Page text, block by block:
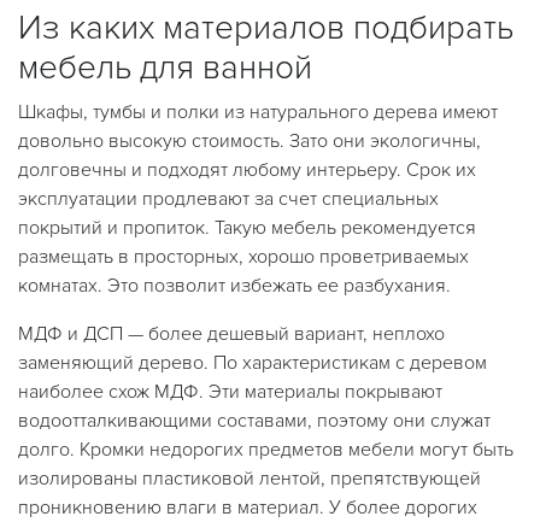
Из каких материалов подбирать
мебель для ванной
Шкафы, тумбы и полки из натурального дерева имеют
довольно высокую стоимость. Зато они экологичны,
долговечны и подходят любому интерьеру. Срок их
эксплуатации продлевают за счет специальных
покрытий и пропиток. Такую мебель рекомендуется
размещать в просторных, хорошо проветриваемых
комнатах. Это позволит избежать ее разбухания.
МДФ и ДСП — более дешевый вариант, неплохо
заменяющий дерево. По характеристикам с деревом
наиболее схож МДФ. Эти материалы покрывают
водоотталкивающими составами, поэтому они служат
долго. Кромки недорогих предметов мебели могут быть
изолированы пластиковой лентой, препятствующей
проникновению влаги в материал. У более дорогих